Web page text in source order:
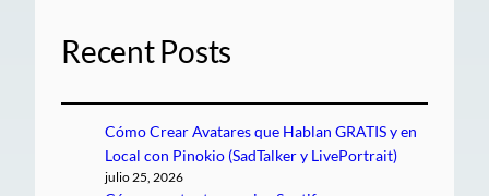
Recent Posts
Cómo Crear Avatares que Hablan GRATIS y en
Local con Pinokio (SadTalker y LivePortrait)
julio 25, 2026